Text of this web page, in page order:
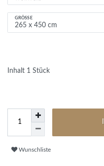
GRÖSSE
Inhalt 1 Stück
Wunschliste